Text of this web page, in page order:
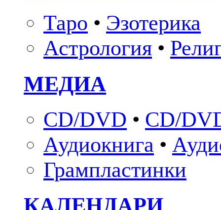
Таро • Эзотерика
Астрология •
МЕДИА
CD/DVD • CD/
Аудиокнига •
Грампластинки